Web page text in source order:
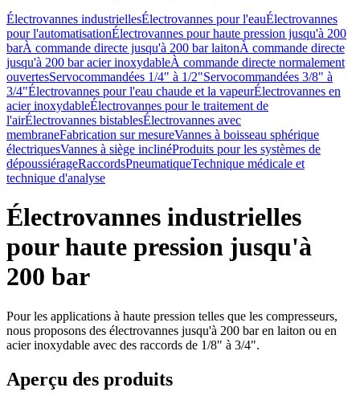
Électrovannes industriellesÉlectrovannes pour l'eauÉlectrovannes
pour l'automatisationÉlectrovannes pour haute pression jusqu'à 200
barÀ commande directe jusqu'à 200 bar laitonÀ commande directe
jusqu'à 200 bar acier inoxydableÀ commande directe normalement
ouvertesServocommandées 1/4" à 1/2"Servocommandées 3/8" à
3/4"Électrovannes pour l'eau chaude et la vapeurÉlectrovannes en
acier inoxydableÉlectrovannes pour le traitement de
l'airÉlectrovannes bistablesÉlectrovannes avec
membraneFabrication sur mesureVannes à boisseau sphérique
électriquesVannes à siège inclinéProduits pour les systèmes de
dépoussiérageRaccordsPneumatiqueTechnique médicale et
technique d'analyse
Électrovannes industrielles
pour haute pression jusqu'à
200 bar
Pour les applications à haute pression telles que les compresseurs,
nous proposons des électrovannes jusqu'à 200 bar en laiton ou en
acier inoxydable avec des raccords de 1/8" à 3/4".
Aperçu des produits